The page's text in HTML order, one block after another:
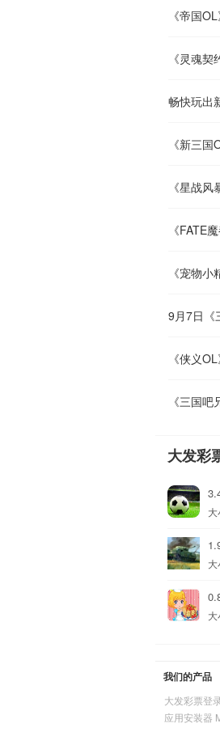
《帝国
《灵魂
畅快玩出
《新三
《星战
《FATE
《宠物
9月7日《
《侠义
《三国
大发彩
大
我们的产品
大发彩票登
应用安装器